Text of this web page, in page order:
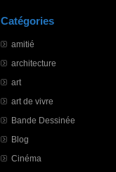
Catégories
amitié
architecture
art
art de vivre
Bande Dessinée
Blog
Cinéma